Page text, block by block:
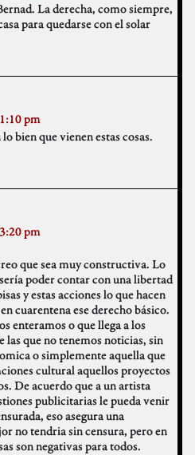
La derecha, como siempre,
para quedarse con el solar
pm
bien que vienen estas cosas.
pm
que sea muy constructiva. Lo
poder contar con una libertad
y estas acciones lo que hacen
cuarentena ese derecho básico.
enteramos o que llega a los
las que no tenemos noticias, sin
o simplemente aquella que
cultural aquellos proyectos
De acuerdo que a un artista
publicitarias le pueda venir
eso asegura una
no tendria sin censura, pero en
son negativas para todos.